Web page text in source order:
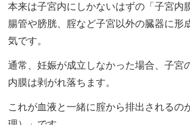
本来は子宮内にしかないはずの「子宮内
腸管や膀胱、腟など子宮以外の臓器に形
気です。
通常、妊娠が成立しなかった場合、子宮
内膜は剥がれ落ちます。
これが血液と一緒に腟から排出されるの